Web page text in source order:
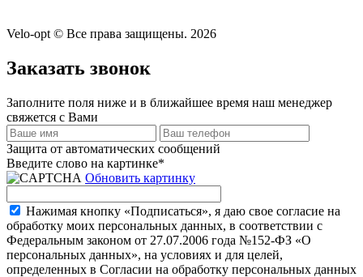
Velo-opt © Все права защищены. 2026
Заказать звонок
Заполните поля ниже и в ближайшее время наш менеджер
свяжется с Вами
Защита от автоматических сообщений
Введите слово на картинке*
Обновить картинку
Нажимая кнопку «Подписаться», я даю свое согласие на
обработку моих персональных данных, в соответствии с
Федеральным законом от 27.07.2006 года №152-ФЗ «О
персональных данных», на условиях и для целей,
определенных в Согласии на обработку персональных данных